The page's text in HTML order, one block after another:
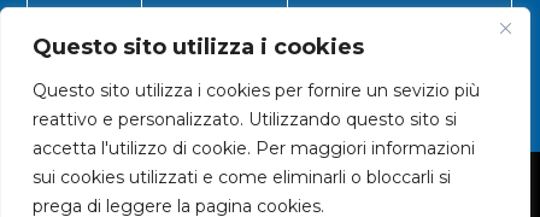
Questo sito utilizza i cookies
Questo sito utilizza i cookies per fornire un sevizio più
reattivo e personalizzato. Utilizzando questo sito si
accetta l'utilizzo di cookie. Per maggiori informazioni
sui cookies utilizzati e come eliminarli o bloccarli si
prega di leggere la pagina cookies.
VEN 8.30 12.30 14.00 17.00